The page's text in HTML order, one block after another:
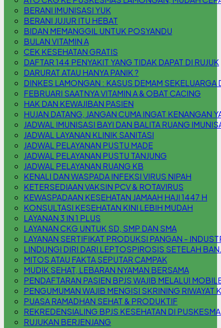
BERANI IMUNISASI YUK
BERANI JUJUR ITU HEBAT
BIDAN MEMANGGIL UNTUK POSYANDU
BULAN VITAMIN A
CEK KESEHATAN GRATIS
DAFTAR 144 PENYAKIT YANG TIDAK DAPAT DI RUJUK
DARURAT ATAU HANYA PANIK ?
DINKES LAMONGAN : KASUS DEMAM SEKELUARGA
FEBRUARI SAATNYA VITAMIN A & OBAT CACING
HAK DAN KEWAJIBAN PASIEN
HUJAN DATANG, JANGAN CUMA INGAT KENANGAN
JADWAL IMUNISASI BAYI DAN BALITA RUANG
JADWAL LAYANAN KLINIK SANITASI
JADWAL PELAYANAN PUSTU MADE
JADWAL PELAYANAN PUSTU TANJUNG
JADWAL PELAYANAN RUANG KB
KENALI DAN WASPADA INFEKSI VIRUS NIPAH
KETERSEDIAAN VAKSIN PCV & ROTAVIRUS
KEWASPADAAN KESEHATAN JAMAAH HAJI 1447 H
KONSULTASI KESEHATAN KINI LEBIH MUDAH
LAYANAN 3 IN 1 PLUS
LAYANAN CKG UNTUK SD, SMP DAN SMA
LAYANAN SERTIFIKAT PRODUKSI PANGAN -
LINDUNGI DIRI DARI LEPTOSPIROSIS SETELAH
MITOS ATAU FAKTA SEPUTAR CAMPAK
MUDIK SEHAT, LEBARAN NYAMAN BERSAMA
PENDAFTARAN PASIEN BPJS WAJIB MELALUI
PENGUMUMAN WAJIB MENGISI SKRINING RIWAYAT
PUASA RAMADHAN SEHAT & PRODUKTIF
REKREDENSIALING BPJS KESEHATAN DI
RUJUKAN BERJENJANG